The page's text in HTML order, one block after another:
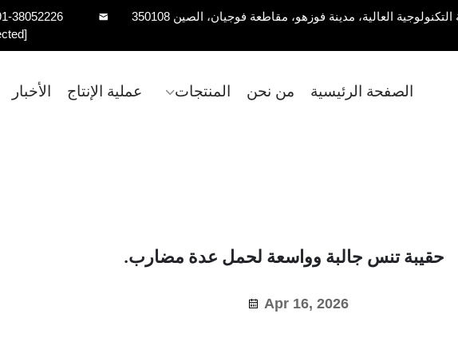
38052226
الصفحة الرئيسية من نحن المنتجات عملية الإنتاج الأخبار
حقيبة تنس جالبة وواسعة لحمل عدة مضارب.
Apr 16, 2026